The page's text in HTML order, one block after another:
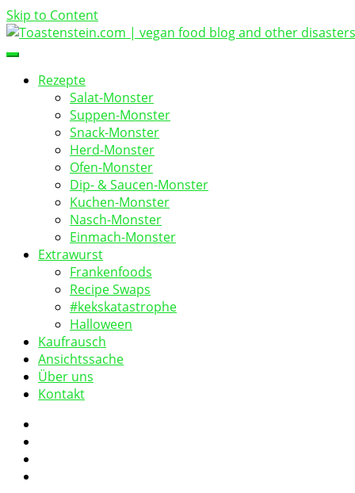
Skip to Content
Toastenstein.com
vegan food blog
Rezepte
Salat-Monster
Suppen-Monster
Snack-Monster
Herd-Monster
Ofen-Monster
Dip- & Saucen-Monster
Kuchen-Monster
Nasch-Monster
Einmach-Monster
Extrawurst
Frankenfoods
Recipe Swaps
#kekskatastrophe
Halloween
Kaufrausch
Ansichtssache
Über uns
Kontakt